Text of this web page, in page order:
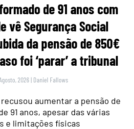
de 91 anos com
vê Segurança Social
da pensão de 850€
foi ‘parar’ a tribunal
2026 | Daniel Fallows
aumentar a pensão de
91 anos, apesar das várias
e limitações físicas